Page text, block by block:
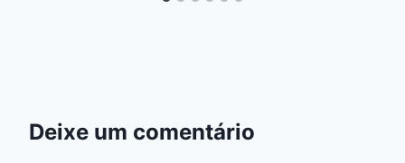
Deixe um comentário